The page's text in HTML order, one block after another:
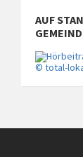
AUF
© total-